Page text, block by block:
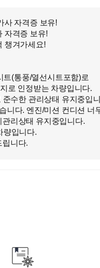
사 자격증 보유!
자격증 보유!
챙겨가세요!
트(통풍/열선시트포함)로
로 인정받는 차량입니다.
수한 관리상태 유지중입
니다. 엔진/미션 컨디션 너
리상태 유지중입니다.
량입니다.
립니다.
던듯합니다.
습니다. 단 이 차량 먼저
디션 150% 자부합니다.